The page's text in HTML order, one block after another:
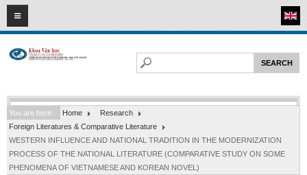
08 2026
HOME
Faculty of Literature
Departments
Department of Vietnamese Literature
Department of Literary Theory and Criticism
You are here: Home
Research
Foreign Literatures & Comparative Literature
WESTERN INFLUENCE AND NATIONAL TRADITION IN THE MODERNIZATION
PROCESS OF THE NATIONAL LITERATURE (COMPARATIVE STUDY ON SOME
PHENOMENA OF VIETNAMESE AND KOREAN NOVEL)